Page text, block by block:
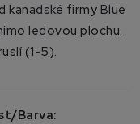
kanadské firmy Blue
ledovou plochu.
(1-5).
Barva: